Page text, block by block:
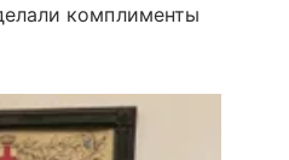
комплименты